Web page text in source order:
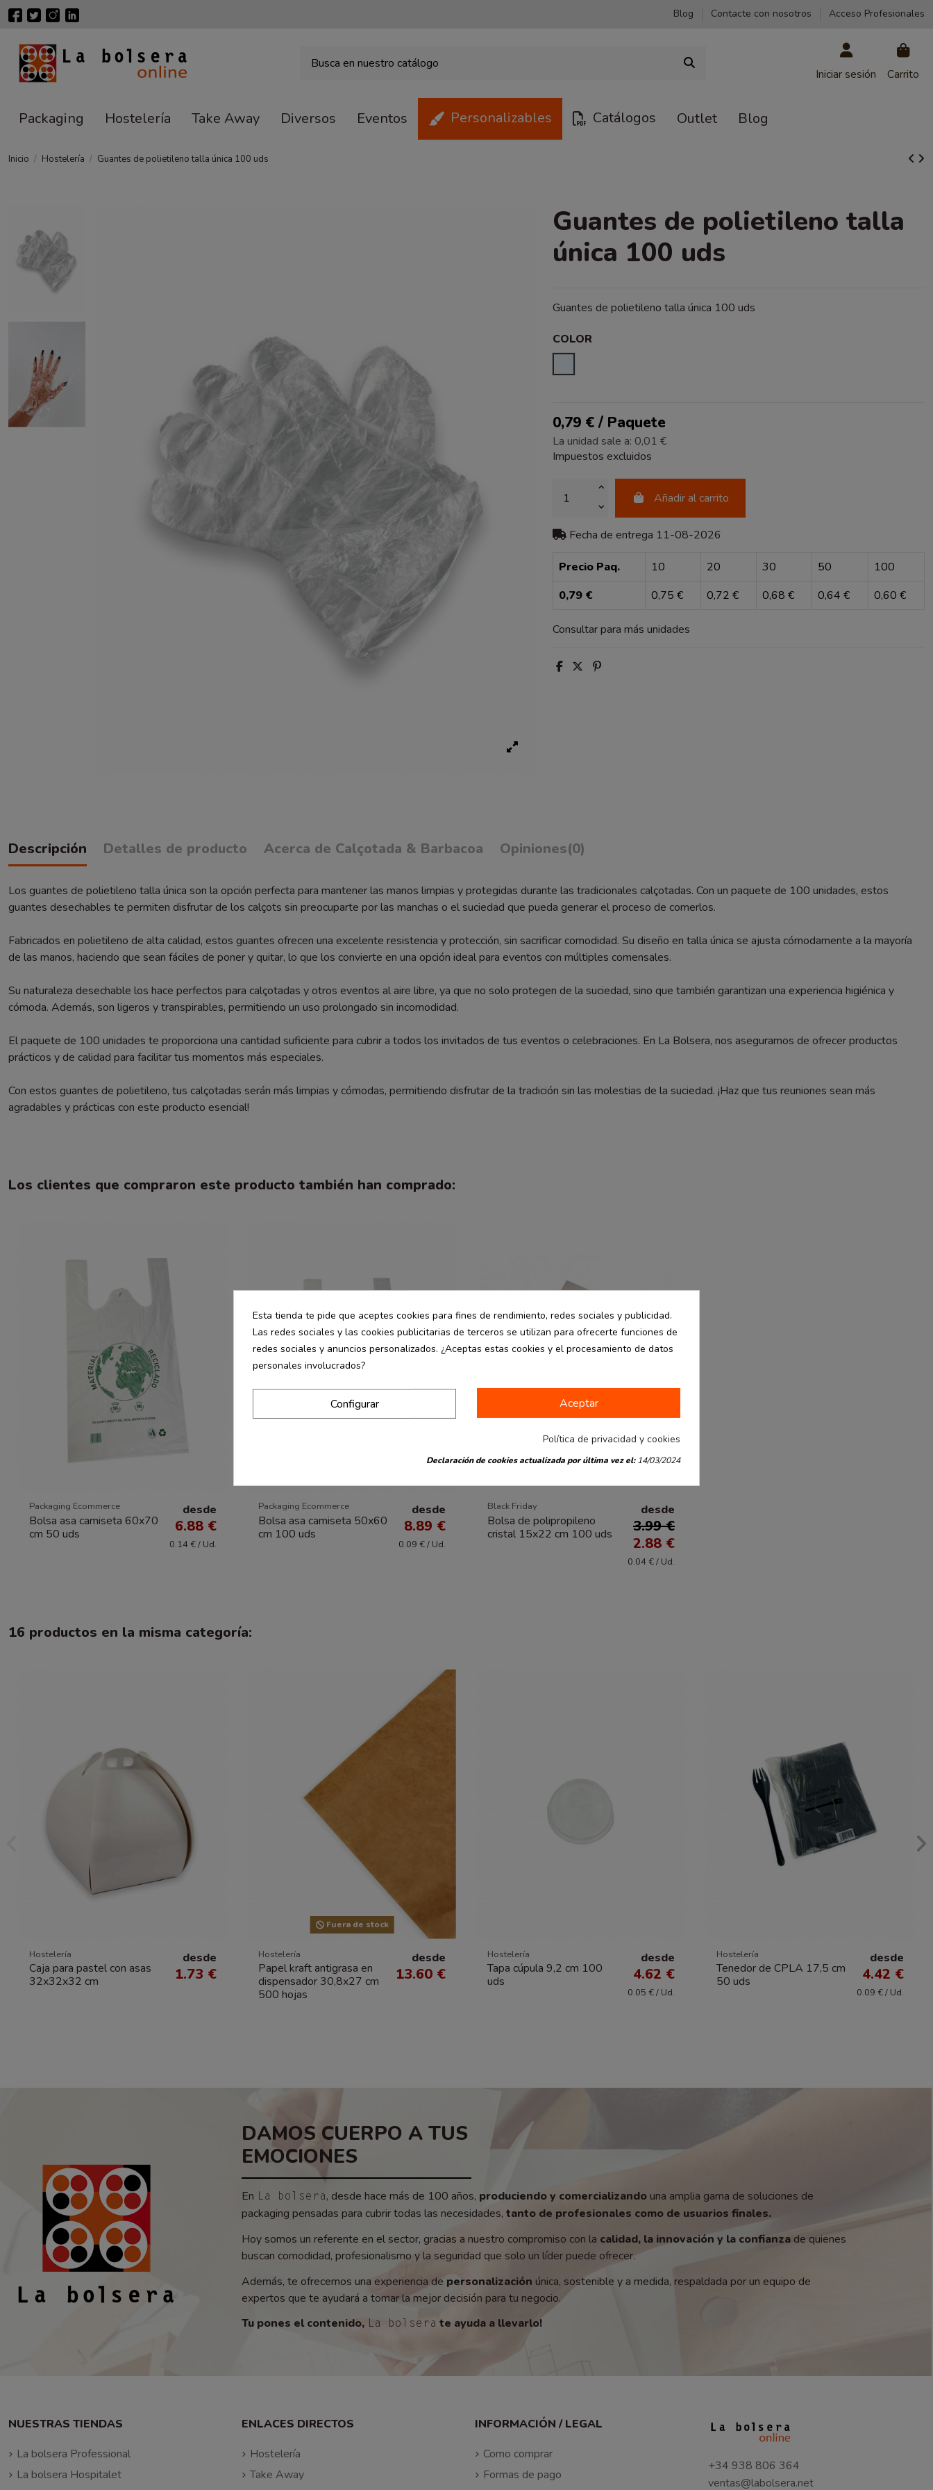
Blog Contacte con nosotros Acceso Profesionales
Iniciar sesión Carrito
Packaging Hostelería Take Away Diversos Eventos Personalizables Catálogos Outlet Blog
Inicio Hostelería Guantes de polietileno talla única 100 uds
Guantes de polietileno talla
única 100 uds
Guantes de polietileno talla única 100 uds
COLOR
0,79 € / Paquete
La unidad sale a: 0,01 €
Impuestos excluidos
Añadir al carrito
Fecha de entrega 11-08-2026
Precio Paq. 10 20 30 50
100
0,79 €
0,75 € 0,72 € 0,68 € 0,64 € 0,60 €
Consultar para más unidades
Descripción Detalles de producto Acerca de Calçotada & Barbacoa Opiniones(0)
Los guantes de polietileno talla única son la opción perfecta para mantener las manos limpias y protegidas durante las tradicionales calçotadas. Con un paquete de 100 unidades, estos
guantes desechables te permiten disfrutar de los calçots sin preocuparte por las manchas o el suciedad que pueda generar el proceso de comerlos.
Fabricados en polietileno de alta calidad, estos guantes ofrecen una excelente resistencia y protección, sin sacrificar comodidad. Su diseño en talla única se ajusta cómodamente a la mayoría
de las manos, haciendo que sean fáciles de poner y quitar, lo que los convierte en una opción ideal para eventos con múltiples comensales.
Su naturaleza desechable los hace perfectos para calçotadas y otros eventos al aire libre, ya que no solo protegen de la suciedad, sino que también garantizan una experiencia higiénica y
cómoda. Además, son ligeros y transpirables, permitiendo un uso prolongado sin incomodidad.
El paquete de 100 unidades te proporciona una cantidad suficiente para cubrir a todos los invitados de tus eventos o celebraciones. En La Bolsera, nos aseguramos de ofrecer productos
prácticos y de calidad para facilitar tus momentos más especiales.
Con estos guantes de polietileno, tus calçotadas serán más limpias y cómodas, permitiendo disfrutar de la tradición sin las molestias de la suciedad. ¡Haz que tus reuniones sean más
agradables y prácticas con este producto esencial!
Los clientes que compraron este producto también han comprado:
Packaging Ecommerce
Bolsa asa camiseta 60x70
cm 50 uds
desde
6.88 €
0.14 € / Ud.
Packaging Ecommerce
Bolsa asa camiseta 50x60
cm 100 uds
desde
8.89 €
0.09 € / Ud.
Black Friday
Bolsa de polipropileno
cristal 15x22 cm 100 uds
desde
3.99 €
2.88 €
0.04 € / Ud.
16 productos en la misma categoría:
Hostelería
Caja para pastel con asas
32x32x32 cm
desde
1.73 €
Fuera de stock
Hostelería
Papel kraft antigrasa en
dispensador 30,8x27 cm
500 hojas
desde
13.60 €
Hostelería
Tapa cúpula 9,2 cm 100
uds
desde
4.62 €
0.05 € / Ud.
Hostelería
Tenedor de CPLA 17,5 cm
50 uds
desde
4.42 €
0.09 € / Ud.
DAMOS CUERPO A TUS
EMOCIONES
En La bolsera, desde hace más de 100 años, produciendo y comercializando una amplia gama de soluciones de
packaging pensadas para cubrir todas las necesidades, tanto de profesionales como de usuarios finales.
Hoy somos un referente en el sector, gracias a nuestro compromiso con la calidad, la innovación y la confianzade quienes
buscan comodidad, profesionalismo y la seguridad que solo un líder puede ofrecer.
Además, te ofrecemos una experiencia de personalización única, sostenible y a medida, respaldada por un equipo de
expertos que te ayudará a tomar la mejor decisión para tu negocio.
Tu pones el contenido, La bolsera te ayuda a llevarlo!
NUESTRAS TIENDAS
La bolsera Professional
La bolsera Hospitalet
ENLACES DIRECTOS
Hostelería
Take Away
INFORMACIÓN / LEGAL
Como comprar
Formas de pago
+34 938 806 364
ventas@labolsera.net
Esta tienda te pide que aceptes cookies para fines de rendimiento, redes sociales y publicidad.
Las redes sociales y las cookies publicitarias de terceros se utilizan para ofrecerte funciones de
redes sociales y anuncios personalizados. ¿Aceptas estas cookies y el procesamiento de datos
personales involucrados?
Aceptar
Configurar
Política de privacidad y cookies
Declaración de cookies actualizada por última vez el:14/03/2024